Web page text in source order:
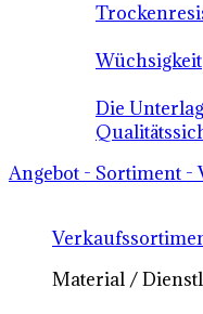
Wüchsigkeit
Die
Angebot - Sortiment -
Material /